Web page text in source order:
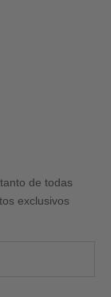
de todas
exclusivos